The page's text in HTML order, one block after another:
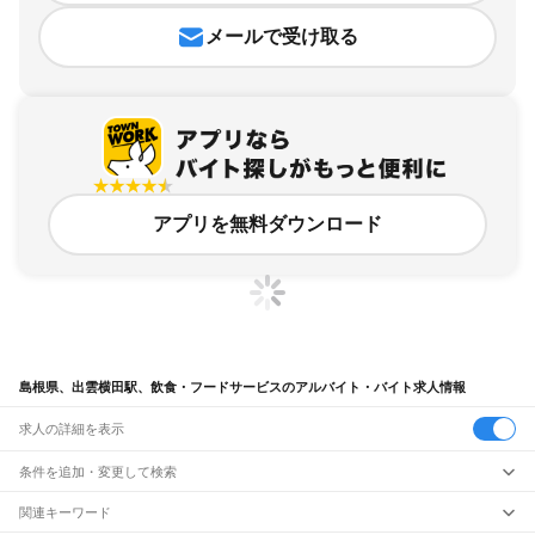
メールで受け取る
アプリを無料ダウンロード
島根県、出雲横田駅、飲食・フードサービスのアルバイト・バイト求人情報
求人の詳細を表示
条件を追加・変更して検索
市区町村を追加・変更
関連キーワード